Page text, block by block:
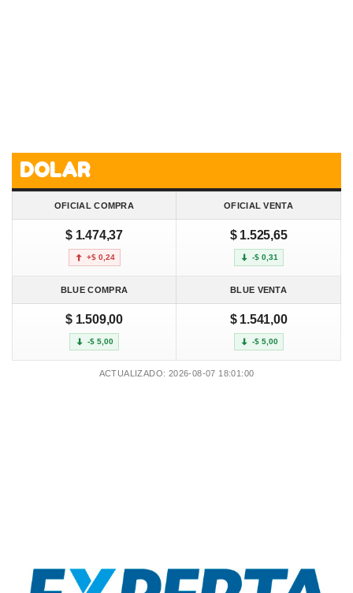
DOLAR
OFICIAL COMPRA OFICIAL VENTA
$ 1.474,37
+$ 0,24
$ 1.525,65
-$ 0,31
BLUE COMPRA BLUE VENTA
$ 1.509,00
-$ 5,00
$ 1.541,00
-$ 5,00
ACTUALIZADO: 2026-08-07 18:01:00